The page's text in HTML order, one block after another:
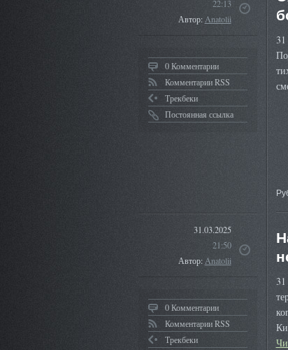
22:13
Автор:Anatolii
0 Комментарии
Комментарии RSS
Трекбеки
Постоянная ссылка
31.03.2025
21:50
Автор:Anatolii
0 Комментарии
Комментарии RSS
Трекбеки